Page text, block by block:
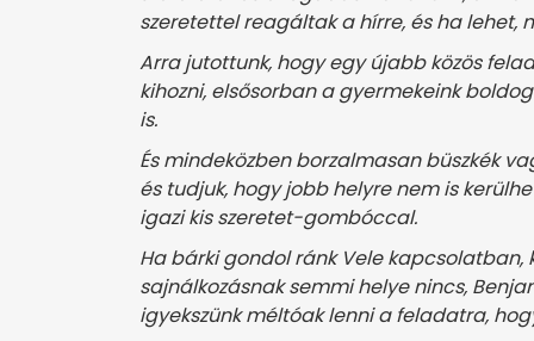
szeretettel reagáltak a hírre, és ha
Arra jutottunk, hogy egy újabb közös
kihozni, elsősorban a gyermekeink
is.
És mindeközben borzalmasan büszkék
és tudjuk, hogy jobb helyre nem is
igazi kis szeretet-gombóccal.
Ha bárki gondol ránk Vele kapcsolatban,
sajnálkozásnak semmi helye nincs,
igyekszünk méltóak lenni a feladatra,